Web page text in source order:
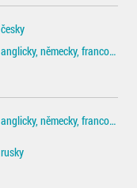
česky
anglicky, německy, francouzsky
anglicky, německy, francouzsky
rusky